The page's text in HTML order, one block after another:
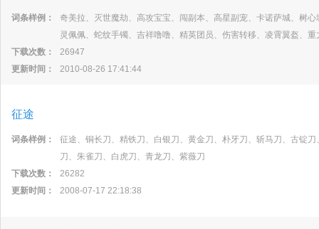
词条样例：
奇美拉、灭世魔劫、高攻宝宝、闯副本、高星副宠、卡诺萨城、树
灵佩佩、蛇纹手镯、吉祥噜噜、精英团员、伤害转移、凌霄翼盔、
下载次数：
26947
更新时间：
2010-08-26 17:41:44
征途
词条样例：
征途、铜长刀、精铁刀、白银刀、黄金刀、朴牙刀、斩马刀、古锭
刀、朱雀刀、白虎刀、青龙刀、紫薇刀
下载次数：
26282
更新时间：
2008-07-17 22:18:38